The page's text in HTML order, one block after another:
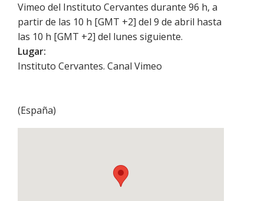
Vimeo del Instituto Cervantes durante 96 h, a
partir de las 10 h [GMT +2] del 9 de abril hasta
las 10 h [GMT +2] del lunes siguiente.
Lugar:
Instituto Cervantes. Canal Vimeo
(España)